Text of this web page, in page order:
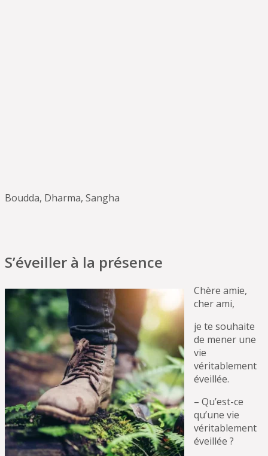
Boudda, Dharma, Sangha
S’éveiller à la présence
Chère amie,
cher ami,
je te souhaite
de mener une
vie
véritablement
éveillée.
– Qu’est-ce
qu’une vie
véritablement
éveillée ?